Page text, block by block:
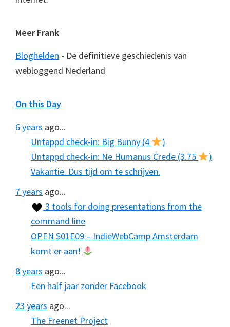
Meer Frank
Bloghelden - De definitieve geschiedenis van
webloggend Nederland
On this Day
6 years ago...
Untappd check-in: Big Bunny (4
)
Untappd check-in: Ne Humanus Crede (3.75
)
Vakantie. Dus tijd om te schrijven.
7 years ago...
3 tools for doing presentations from the
command line
OPEN S01E09 – IndieWebCamp Amsterdam
komt er aan!
8 years ago...
Een half jaar zonder Facebook
23 years ago...
The Freenet Project